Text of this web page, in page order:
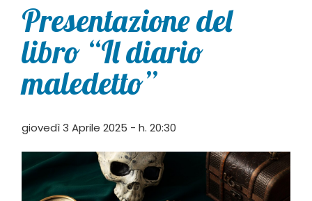
Presentazione del
libro “Il diario
maledetto”
giovedì 3 Aprile 2025 - h. 20:30